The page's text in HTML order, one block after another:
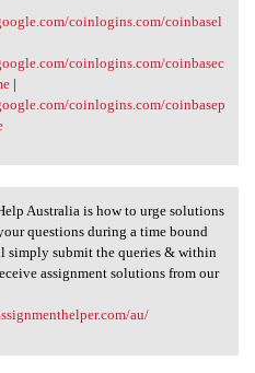
coinlogins.com/coinbasel
coinlogins.com/coinbasec
|
coinlogins.com/coinbasep
Australia is
Australia is how to urge solutions
questions during a time bound
simply submit the queries & within
assignment solutions from our
au/